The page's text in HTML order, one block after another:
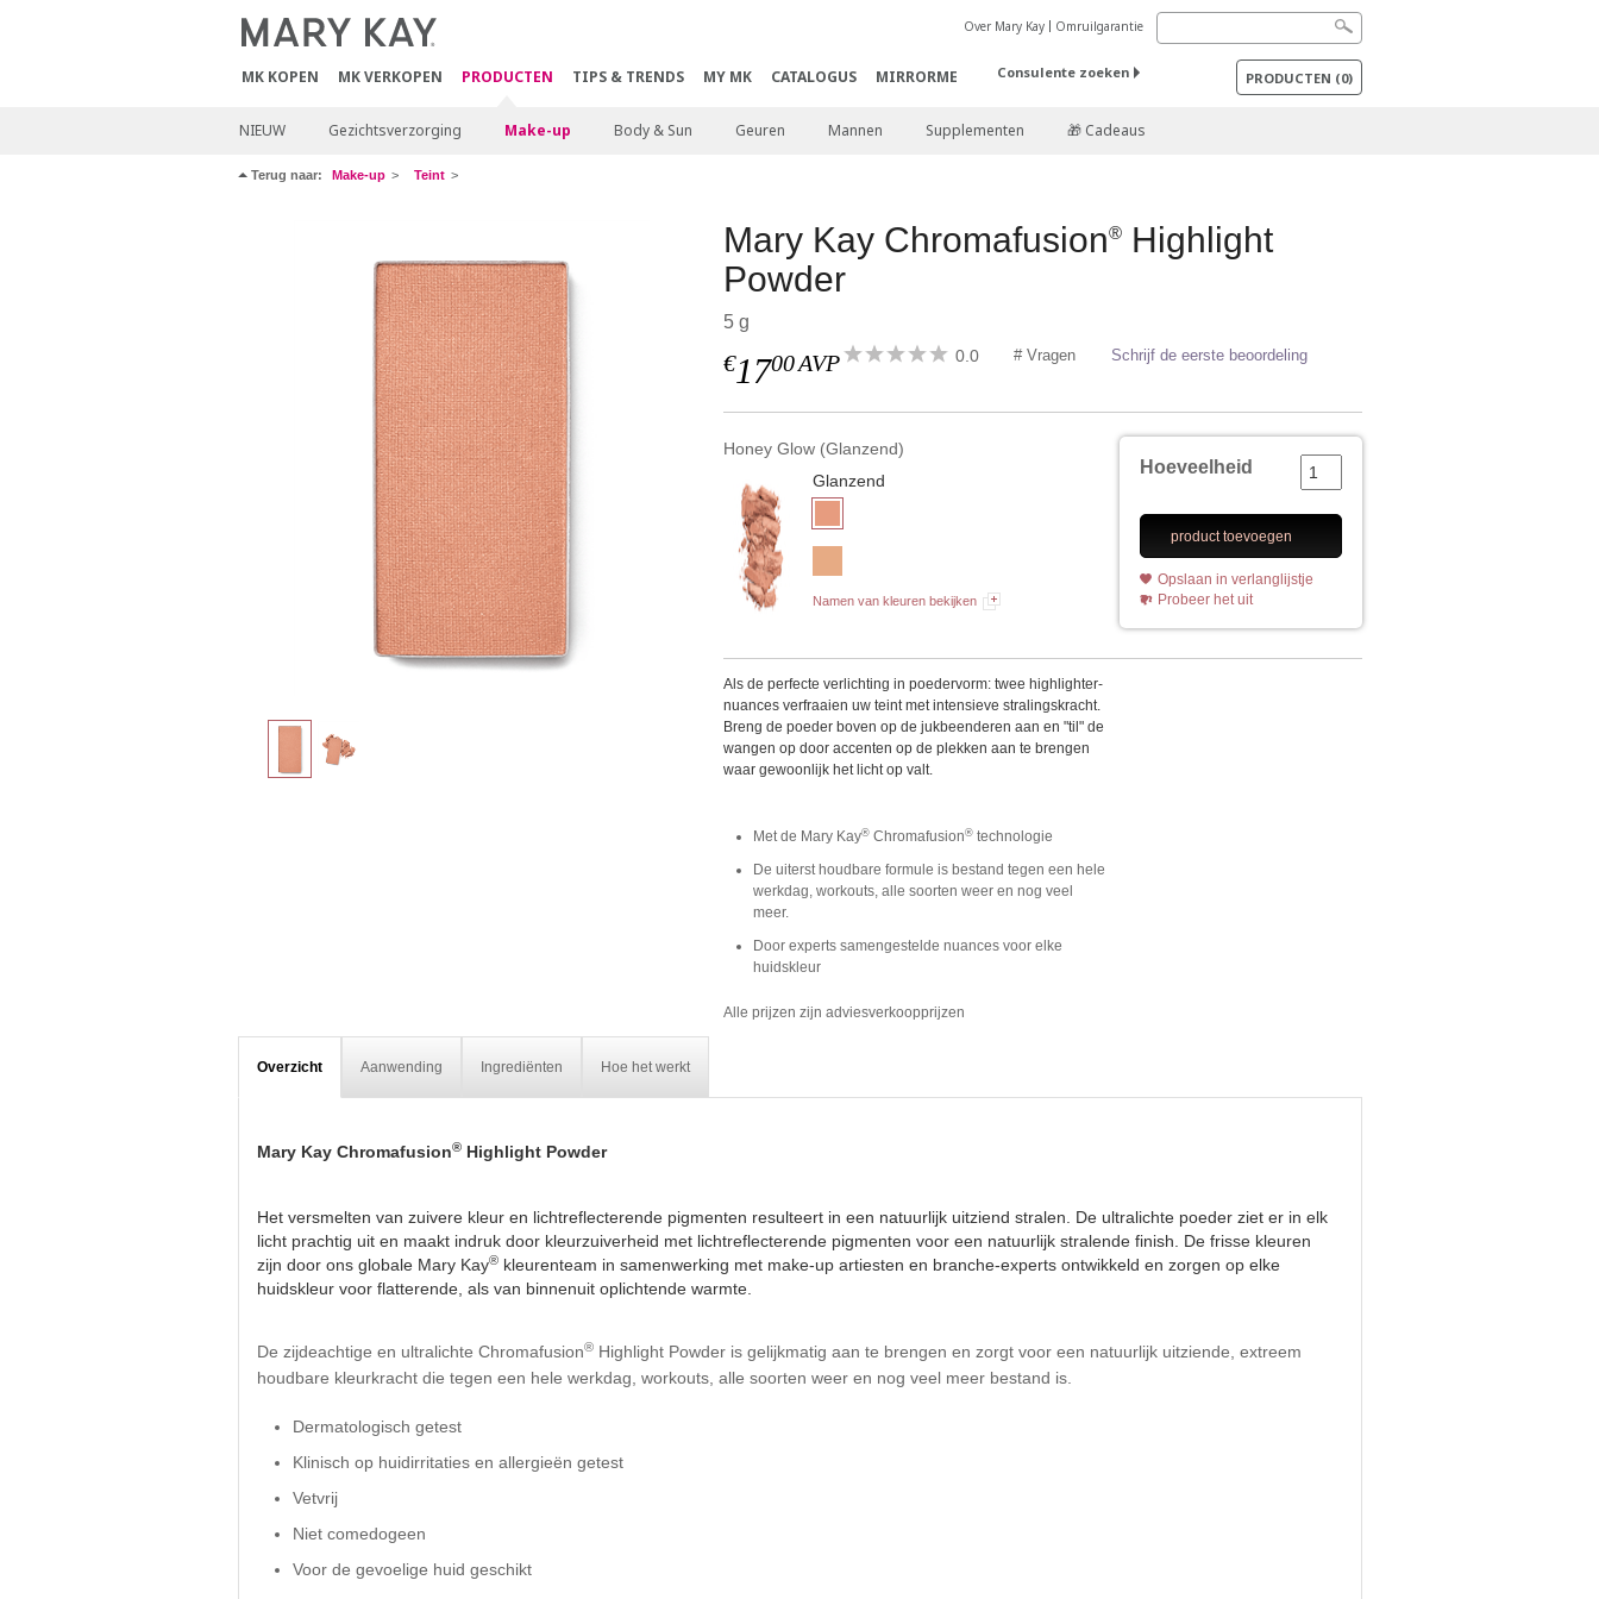
MK KOPEN MK VERKOPEN PRODUCTEN TIPS & TRENDS MY MK CATALOGUS MIRRORME
Over Mary Kay Omruilgarantie
Consulente zoeken PRODUCTEN (0)
NIEUW Gezichtsverzorging Make-up Body & Sun Geuren Mannen Supplementen 🎁 Cadeaus
Terug naar: Make-up Teint
Mary Kay Chromafusion® Highlight
Powder
5 g
€1700AVP 0.0 # Vragen Schrijf de eerste beoordeling
Honey Glow (Glanzend)
Glanzend
Namen van kleuren bekijken
Hoeveelheid
product toevoegen
Opslaan in verlanglijstje
Probeer het uit
Als de perfecte verlichting in poedervorm: twee highlighter-
nuances verfraaien uw teint met intensieve stralingskracht.
Breng de poeder boven op de jukbeenderen aan en "til" de
wangen op door accenten op de plekken aan te brengen
waar gewoonlijk het licht op valt.
Met de Mary Kay® Chromafusion® technologie
De uiterst houdbare formule is bestand tegen een hele
werkdag, workouts, alle soorten weer en nog veel
meer.
Door experts samengestelde nuances voor elke
huidskleur
Alle prijzen zijn adviesverkoopprijzen
Overzicht Aanwending Ingrediënten Hoe het werkt
Mary Kay Chromafusion®Highlight Powder
Het versmelten van zuivere kleur en lichtreflecterende pigmenten resulteert in een natuurlijk uitziend stralen. De ultralichte poeder ziet er in elk
licht prachtig uit en maakt indruk door kleurzuiverheid met lichtreflecterende pigmenten voor een natuurlijk stralende finish. De frisse kleuren
zijn door ons globale Mary Kay®kleurenteam in samenwerking met make-up artiesten en branche-experts ontwikkeld en zorgen op elke
huidskleur voor flatterende, als van binnenuit oplichtende warmte.
De zijdeachtige en ultralichte Chromafusion®Highlight Powder is gelijkmatig aan te brengen en zorgt voor een natuurlijk uitziende, extreem
houdbare kleurkracht die tegen een hele werkdag, workouts, alle soorten weer en nog veel meer bestand is.
Dermatologisch getest
Klinisch op huidirritaties en allergieën getest
Vetvrij
Niet comedogeen
Voor de gevoelige huid geschikt